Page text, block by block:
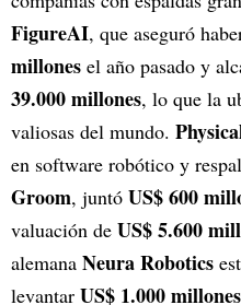
FigureAI, que aseguró
millones el año pasado y
39.000 millones, lo que la
valiosas del mundo.
en software robótico y
Groom, juntó US$ 600
valuación de US$ 5.600
alemana Neura Robotics
levantar US$ 1.000 millones